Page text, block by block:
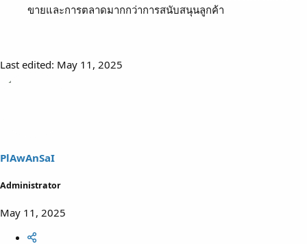
ขายและการตลาดมากกว่าการสนับสนุนลูกค้า
Last edited: May 11, 2025
PlAwAnSaI
Administrator
May 11, 2025